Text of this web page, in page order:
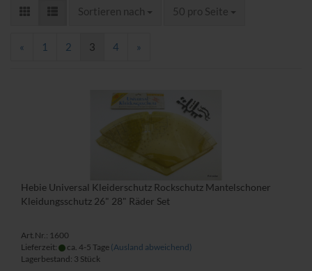
Sortieren nach
Sortieren nach 50 pro Seite
pro Seite
« 1 2 3 4 »
Hebie Universal Kleiderschutz Rockschutz Mantelschoner
Kleidungsschutz 26" 28" Räder Set
Art.Nr.: 1600
Lieferzeit:
ca. 4-5 Tage (Ausland abweichend)
Lagerbestand: 3 Stück